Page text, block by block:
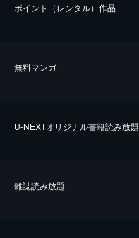
ポイント（レンタル）作品
無料マンガ
U-NEXTオリジナル書籍読み放題
雑誌読み放題